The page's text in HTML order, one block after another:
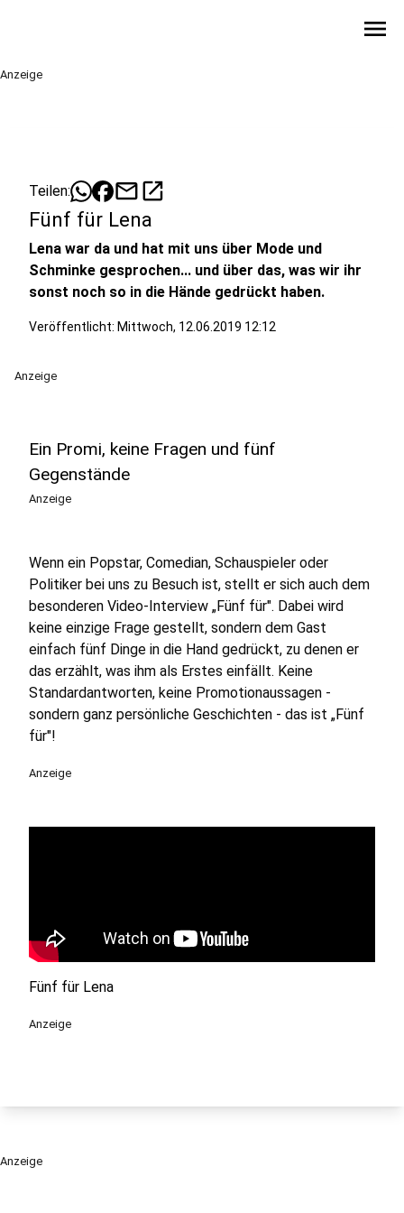
menu
Anzeige
Teilen: mailopen_in_new
Fünf für Lena
Lena war da und hat mit uns über Mode und
Schminke gesprochen... und über das, was wir ihr
sonst noch so in die Hände gedrückt haben.
Veröffentlicht: Mittwoch, 12.06.2019 12:12
Anzeige
Ein Promi, keine Fragen und fünf
Gegenstände
Anzeige
Wenn ein Popstar, Comedian, Schauspieler oder
Politiker bei uns zu Besuch ist, stellt er sich auch dem
besonderen Video-Interview „Fünf für". Dabei wird
keine einzige Frage gestellt, sondern dem Gast
einfach fünf Dinge in die Hand gedrückt, zu denen er
das erzählt, was ihm als Erstes einfällt. Keine
Standardantworten, keine Promotionaussagen -
sondern ganz persönliche Geschichten - das ist „Fünf
für"!
Anzeige
Fünf für Lena
Anzeige
Anzeige